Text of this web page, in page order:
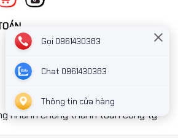
nhanh chóng thanh toán công ty
Gọi 0961430383
Chat 0961430383
Thông tin cửa hàng